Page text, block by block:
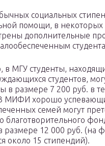
социальных
помощи, в некоторых
дополнительные
в МГУ студенты,
студентов,
в размере 7 200 руб. в
МИФИ хорошо
семей могут
благотворительного
размере 12 000 руб. (на
около 15 стипендий).